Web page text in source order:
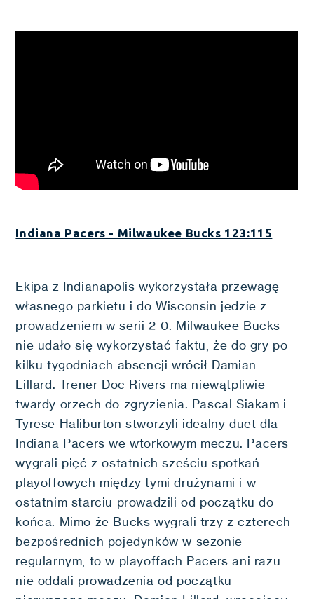
Indiana Pacers - Milwaukee Bucks 123:115
Ekipa z Indianapolis wykorzystała przewagę
własnego parkietu i do Wisconsin jedzie z
prowadzeniem w serii 2-0. Milwaukee Bucks
nie udało się wykorzystać faktu, że do gry po
kilku tygodniach absencji wrócił Damian
Lillard. Trener Doc Rivers ma niewątpliwie
twardy orzech do zgryzienia. Pascal Siakam i
Tyrese Haliburton stworzyli idealny duet dla
Indiana Pacers we wtorkowym meczu. Pacers
wygrali pięć z ostatnich sześciu spotkań
playoffowych między tymi drużynami i w
ostatnim starciu prowadzili od początku do
końca. Mimo że Bucks wygrali trzy z czterech
bezpośrednich pojedynków w sezonie
regularnym, to w playoffach Pacers ani razu
nie oddali prowadzenia od początku